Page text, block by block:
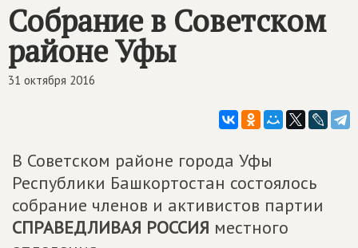
Собрание в Советском
районе Уфы
31 октября 2016
В Советском районе города Уфы
Республики Башкортостан состоялось
собрание членов и активистов партии
СПРАВЕДЛИВАЯ РОССИЯ местного